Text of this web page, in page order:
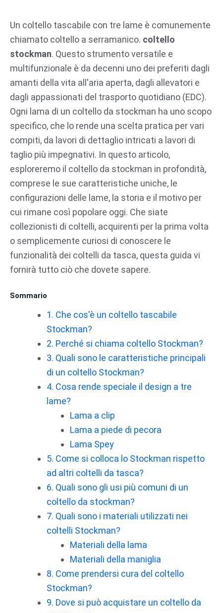
contenuto
Un coltello tascabile con tre lame è comunemente
chiamato coltello a serramanico. coltello
stockman. Questo strumento versatile e
multifunzionale è da decenni uno dei preferiti dagli
amanti della vita all'aria aperta, dagli allevatori e
dagli appassionati del trasporto quotidiano (EDC).
Ogni lama di un coltello da stockman ha uno scopo
specifico, che lo rende una scelta pratica per vari
compiti, da lavori di dettaglio intricati a lavori di
taglio più impegnativi. In questo articolo,
esploreremo il coltello da stockman in profondità,
comprese le sue caratteristiche uniche, le
configurazioni delle lame, la storia e il motivo per
cui rimane così popolare oggi. Che siate
collezionisti di coltelli, acquirenti per la prima volta
o semplicemente curiosi di conoscere le
funzionalità dei coltelli da tasca, questa guida vi
fornirà tutto ciò che dovete sapere.
Sommario
1. Che cos'è un coltello tascabile
Stockman?
2. Perché si chiama coltello Stockman?
3. Quali sono le caratteristiche principali
di un coltello Stockman?
4. Cosa rende speciale il design a tre
lame?
Lama a clip
Lama a piede di pecora
Lama Spey
5. Come si colloca lo Stockman rispetto
ad altri coltelli da tasca?
6. Quali sono gli usi più comuni di un
coltello da stockman?
7. Quali sono i materiali utilizzati nei
coltelli Stockman?
Materiali della lama
Materiali della maniglia
8. Come prendersi cura del coltello
Stockman?
9. Dove si può acquistare un coltello da